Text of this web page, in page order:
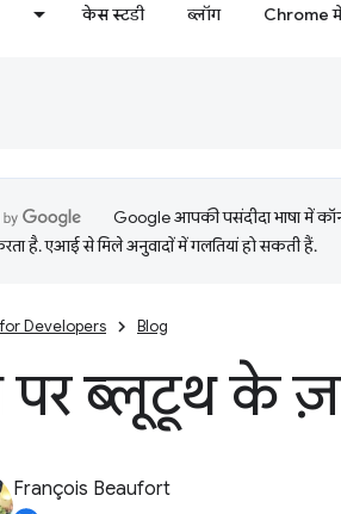
केस स्टडी ब्लॉग Chrome में
Google आपकी पसंदीदा भाषा में
है. एआई से मिले अनुवादों में गलतियां हो सकती हैं.
Developers Blog
ब्लूटूथ के
François Beaufort